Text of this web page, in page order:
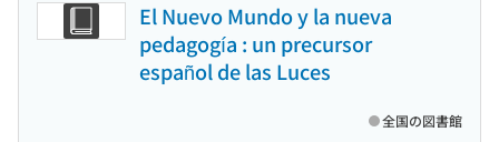
El Nuevo Mundo y la nueva
pedagogía : un precursor
español de las Luces
全国の図書館